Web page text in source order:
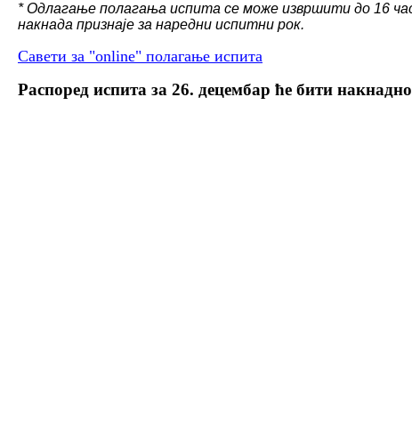
* Одлагање полагања испита се може извршити до 16
накнада признаје за наредни испитни рок.
Савети за "online" полагање испита
Распоред испита за 26. децембар ће бити